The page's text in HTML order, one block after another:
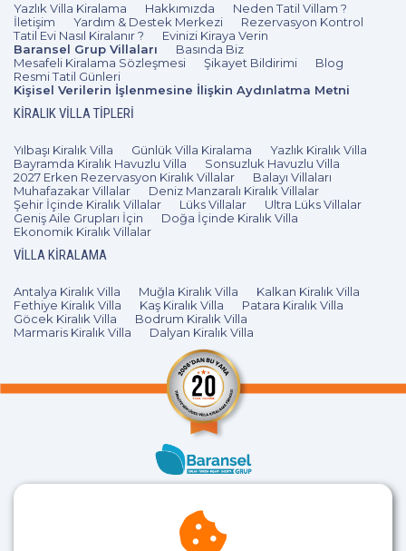
Yazlık Villa Kiralama Hakkımızda
Neden Tatil Villam ?
İletişim
Yardım & Destek Merkezi
Rezervasyon Kontrol
Tatil Evi Nasıl Kiralanır ?
Evinizi Kiraya Verin
Baransel Grup Villaları
Basında Biz
Mesafeli Kiralama Sözleşmesi
Şikayet Bildirimi
Blog
Resmi Tatil Günleri
Kişisel Verilerin İşlenmesine İlişkin Aydınlatma Metni
KIRALIK VILLA TIPLERI
Yılbaşı Kiralık Villa Günlük Villa Kiralama
Yazlık Kiralık Villa
Bayramda Kiralık Havuzlu Villa
Sonsuzluk Havuzlu Villa
2027 Erken Rezervasyon Kiralık Villalar
Balayı Villaları
Muhafazakar Villalar
Deniz Manzaralı Kiralık Villalar
Şehir İçinde Kiralık Villalar
Lüks Villalar
Ultra Lüks Villalar
Geniş Aile Grupları İçin
Doğa İçinde Kiralık Villa
Ekonomik Kiralık Villalar
VILLA KIRALAMA
Antalya Kiralık Villa Muğla Kiralık Villa
Kalkan Kiralık Villa
Fethiye Kiralık Villa
Kaş Kiralık Villa
Patara Kiralık Villa
Göcek Kiralık Villa
Bodrum Kiralık Villa
Marmaris Kiralık Villa
Dalyan Kiralık Villa